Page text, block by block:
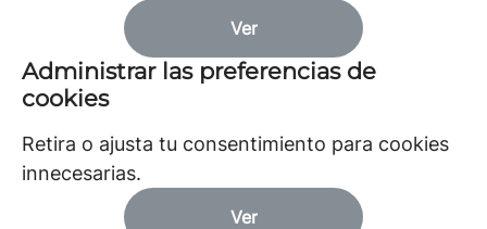
Ver
Administrar las preferencias de
cookies
Retira o ajusta tu consentimiento para cookies
innecesarias.
Ver